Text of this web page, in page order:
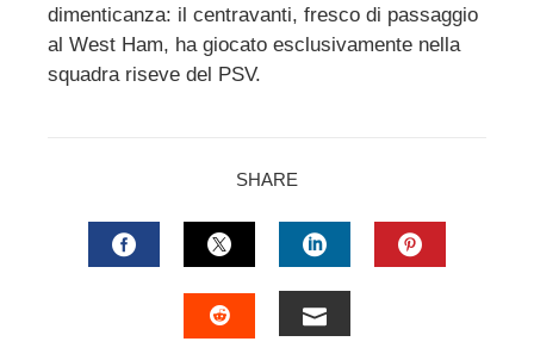
dimenticanza: il centravanti, fresco di passaggio
al West Ham, ha giocato esclusivamente nella
squadra riseve del PSV.
SHARE
FACEBOOKTWITTERLINKEDIN